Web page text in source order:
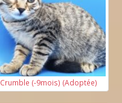
Crumble (-9mois) (Adoptée)